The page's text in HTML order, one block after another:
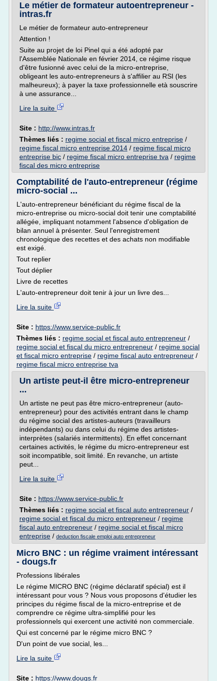
Le métier de formateur autoentrepreneur -
intras.fr
Le métier de formateur auto-entrepreneur
Attention !
Suite au projet de loi Pinel qui a été adopté par
l'Assemblée Nationale en février 2014, ce régime risque
d'être fusionné avec celui de la micro-entreprise,
obligeant les auto-entrepreneurs à s'affilier au RSI (les
malheureux); à payer la taxe professionnelle età souscrire
à une assurance...
Lire la suite
Site : http://www.intras.fr
Thèmes liés : regime social et fiscal micro entreprise /
regime fiscal micro entreprise 2014 / regime fiscal micro
entreprise bic / regime fiscal micro entreprise tva / regime
fiscal des micro entreprise
Comptabilité de l'auto-entrepreneur (régime
micro-social ...
L'auto-entrepreneur bénéficiant du régime fiscal de la
micro-entreprise ou micro-social doit tenir une comptabilité
allégée, impliquant notamment l'absence d'obligation de
bilan annuel à présenter. Seul l'enregistrement
chronologique des recettes et des achats non modifiable
est exigé.
Tout replier
Tout déplier
Livre de recettes
L'auto-entrepreneur doit tenir à jour un livre des...
Lire la suite
Site : https://www.service-public.fr
Thèmes liés : regime social et fiscal auto entrepreneur /
regime social et fiscal du micro entrepreneur / regime social
et fiscal micro entreprise / regime fiscal auto entrepreneur /
regime fiscal micro entreprise tva
Un artiste peut-il être micro-entrepreneur
...
Un artiste ne peut pas être micro-entrepreneur (auto-
entrepreneur) pour des activités entrant dans le champ
du régime social des artistes-auteurs (travailleurs
indépendants) ou dans celui du régime des artistes-
interprètes (salariés intermittents). En effet concernant
certaines activités, le régime du micro-entrepreneur est
soit incompatible, soit limité. En revanche, un artiste
peut...
Lire la suite
Site : https://www.service-public.fr
Thèmes liés : regime social et fiscal auto entrepreneur /
regime social et fiscal du micro entrepreneur / regime
fiscal auto entrepreneur / regime social et fiscal micro
entreprise / deduction fiscale emploi auto entrepreneur
Micro BNC : un régime vraiment intéressant
- dougs.fr
Professions libérales
Le régime MICRO BNC (régime déclaratif spécial) est il
intéressant pour vous ? Nous vous proposons d'étudier les
principes du régime fiscal de la micro-entreprise et de
comprendre ce régime ultra-simplifié pour les
professionnels qui exercent une activité non commerciale.
Qui est concerné par le régime micro BNC ?
D'un point de vue social, les...
Lire la suite
Site : https://www.dougs.fr